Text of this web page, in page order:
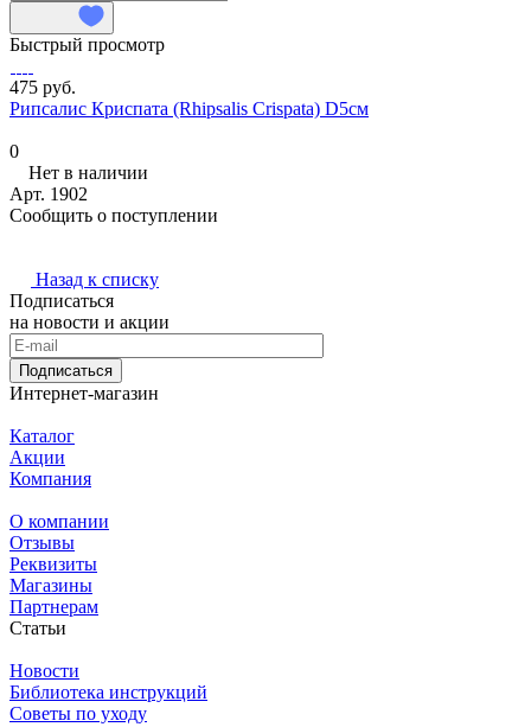
Быстрый просмотр
475 руб.
Рипсалис Криспата (Rhipsalis Crispata) D5см
0
Нет в наличии
Арт. 1902
Сообщить о поступлении
Назад к списку
Подписаться
на новости и акции
Подписаться
Интернет-магазин
Каталог
Акции
Компания
О компании
Отзывы
Реквизиты
Магазины
Партнерам
Статьи
Новости
Библиотека инструкций
Советы по уходу